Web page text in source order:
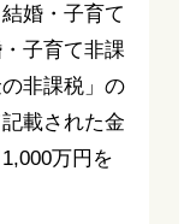
婚・子育て
子育て非課
非課税」の
載された金
万円を